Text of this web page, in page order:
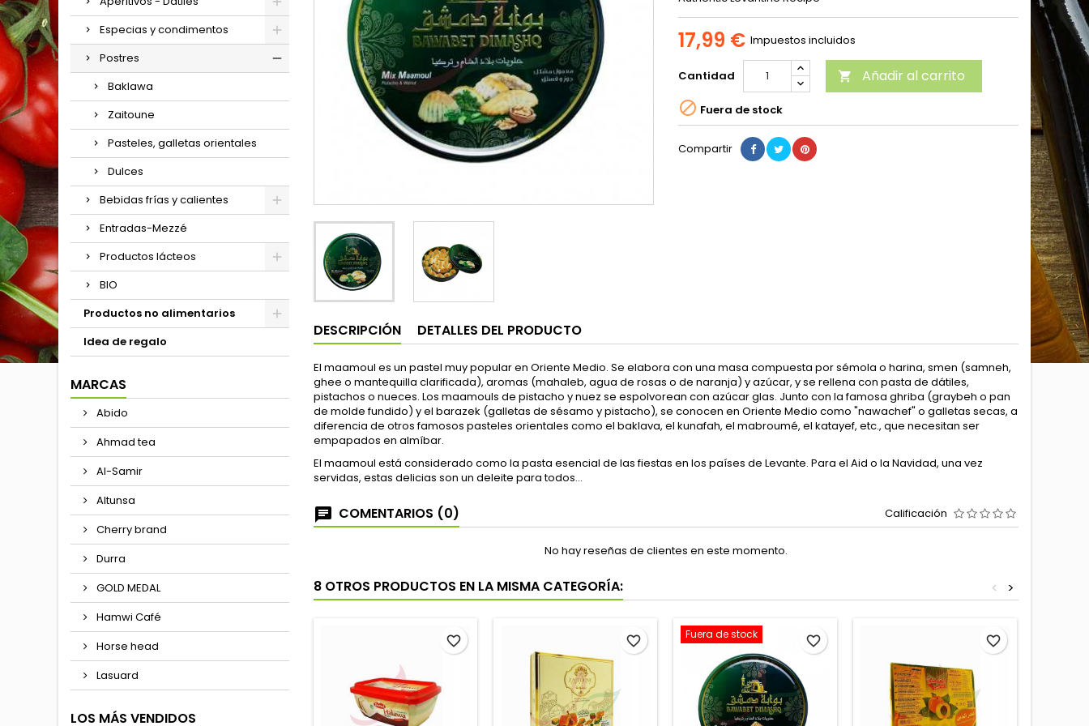
Especias y condimentos
Postres
Baklawa
Zaitoune
Pasteles, galletas orientales
Dulces
Bebidas frías y calientes
Entradas-Mezzé
Productos lácteos
BIO
Productos no alimentarios
Idea de regalo
MARCAS
Abido
Ahmad tea
Al-Samir
Altunsa
Cherry brand
Durra
GOLD MEDAL
Hamwi Café
Horse head
Lasuard
LOS MÁS VENDIDOS
17,99 € Impuestos incluidos
Cantidad  Añadir al carrito
 Fuera de stock
Compartir
DESCRIPCIÓN DETALLES DEL PRODUCTO
El maamoul es un pastel muy popular en Oriente Medio. Se elabora con una masa compuesta por sémola o harina, smen (samneh,
ghee o mantequilla clarificada), aromas (mahaleb, agua de rosas o de naranja) y azúcar, y se rellena con pasta de dátiles,
pistachos o nueces. Los maamouls de pistacho y nuez se espolvorean con azúcar glas. Junto con la famosa ghriba (graybeh o pan
de molde fundido) y el barazek (galletas de sésamo y pistacho), se conocen en Oriente Medio como "nawachef" o galletas secas, a
diferencia de otros famosos pasteles orientales como el baklava, el kunafah, el mabroumé, el katayef, etc., que necesitan ser
empapados en almíbar.
El maamoul está considerado como la pasta esencial de las fiestas en los países de Levante. Para el Aid o la Navidad, una vez
servidas, estas delicias son un deleite para todos...
COMENTARIOS (0) Calificación
No hay reseñas de clientes en este momento.
8 OTROS PRODUCTOS EN LA MISMA CATEGORÍA: >
<
favorite_border favorite_border Fuera de stock favorite_border favorite_border